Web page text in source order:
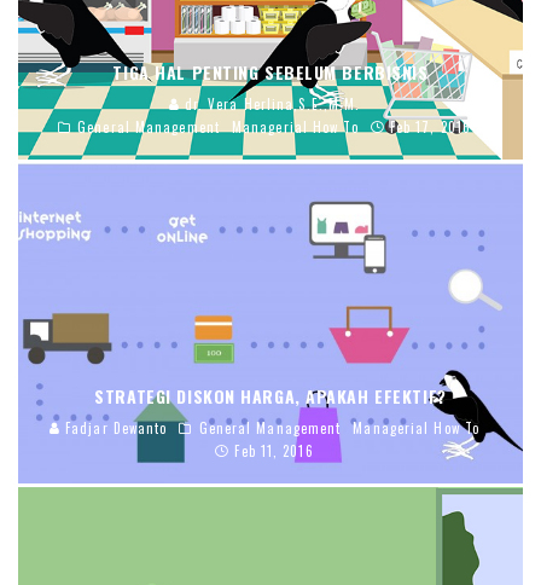
TIGA HAL PENTING SEBELUM BERBISNIS
dr. Vera Herlina,S.E.,M.M.
General Management
Managerial How To Feb 17, 2016
STRATEGI DISKON HARGA, APAKAH EFEKTIF?
Fadjar Dewanto General Management
Managerial How To
Feb 11, 2016